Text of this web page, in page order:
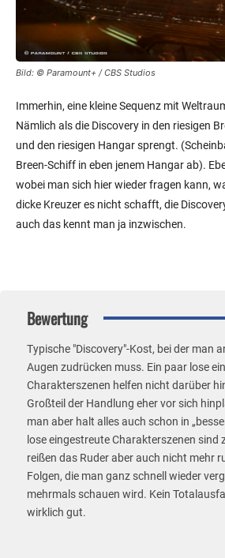
Bild: © Paramount+ / CBS Studios
Immerhin, eine kleine Sequenz mit
Nämlich als die Discovery in den riesigen
und den riesigen Hangar sprengt.
Breen-Schiff in eben jenem Hangar ab).
wobei man sich hier wieder fragen kann,
dicke Kreuzer es nicht schafft, die
auch das kennt man ja inzwischen.
Bewertung
Typische "Discovery"-Kost, bei der man
Augen zudrücken muss. Ein paar lose
Charakterszenen helfen nicht darüber
Großteil der Handlung eher vor sich
man aber halt alles auch schon in
lose eingestreute Charakterszenen sind
reißen das Ruder aber auch nicht mehr
Folgen, die man ganz schnell wieder
mehrmals schauen wird. Kein
wirklich gut.